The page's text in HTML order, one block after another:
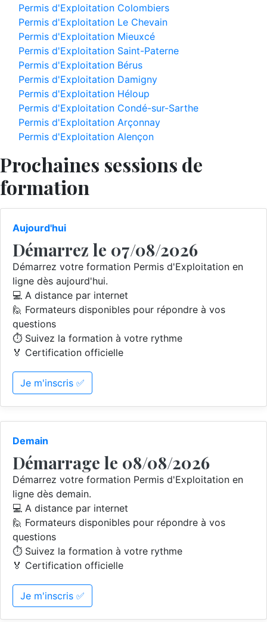
Permis d'Exploitation Colombiers
Permis d'Exploitation Le Chevain
Permis d'Exploitation Mieuxcé
Permis d'Exploitation Saint-Paterne
Permis d'Exploitation Bérus
Permis d'Exploitation Damigny
Permis d'Exploitation Héloup
Permis d'Exploitation Condé-sur-Sarthe
Permis d'Exploitation Arçonnay
Permis d'Exploitation Alençon
Prochaines sessions de
formation
Aujourd'hui
Démarrez le 07/08/2026
Démarrez votre formation Permis d'Exploitation en
ligne dès aujourd'hui.
💻 A distance par internet
🙋 Formateurs disponibles pour répondre à vos
questions
⏱️ Suivez la formation à votre rythme
🏅 Certification officielle
Je m'inscris ✅
Demain
Démarrage le 08/08/2026
Démarrez votre formation Permis d'Exploitation en
ligne dès demain.
💻 A distance par internet
🙋 Formateurs disponibles pour répondre à vos
questions
⏱️ Suivez la formation à votre rythme
🏅 Certification officielle
Je m'inscris ✅